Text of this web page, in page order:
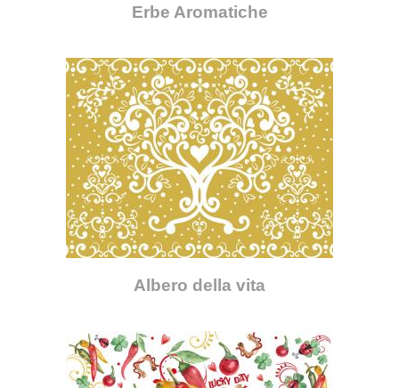
Erbe Aromatiche
Albero della vita